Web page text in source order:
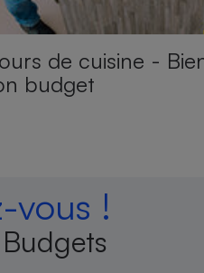
de cuisine -
budget
vous !